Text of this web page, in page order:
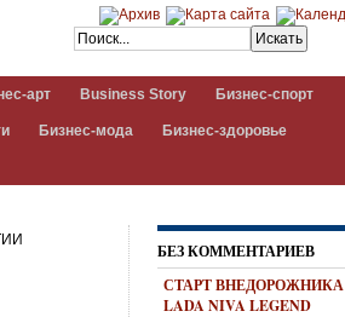
арт Business Story Бизнес-спорт
Бизнес-мода Бизнес-здоровье
БЕЗ КОММЕНТАРИЕВ
СТАРТ ВНЕДОРОЖНИКА
LADA NIVA LEGEND